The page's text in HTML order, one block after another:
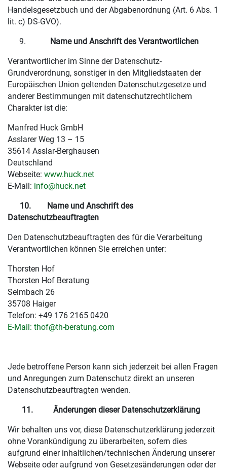
Handelsgesetzbuch und der Abgabenordnung (Art. 6 Abs. 1
lit. c) DS-GVO).
Name und Anschrift des Verantwortlichen
Verantwortlicher im Sinne der Datenschutz-
Grundverordnung, sonstiger in den Mitgliedstaaten der
Europäischen Union geltenden Datenschutzgesetze und
anderer Bestimmungen mit datenschutzrechtlichem
Charakter ist die:
Manfred Huck GmbH
Asslarer Weg 13 – 15
35614 Asslar-Berghausen
Deutschland
Webseite: www.huck.net
E-Mail: info@huck.net
10.
Name und Anschrift des
Datenschutzbeauftragten
Den Datenschutzbeauftragten des für die Verarbeitung
Verantwortlichen können Sie erreichen unter:
Thorsten Hof
Thorsten Hof Beratung
Selmbach 26
35708 Haiger
Telefon: +49 176 2165 0420
E-Mail: thof@th-beratung.com
Jede betroffene Person kann sich jederzeit bei allen Fragen
und Anregungen zum Datenschutz direkt an unseren
Datenschutzbeauftragten wenden.
11. Änderungen dieser Datenschutzerklärung
Wir behalten uns vor, diese Datenschutzerklärung jederzeit
ohne Vorankündigung zu überarbeiten, sofern dies
aufgrund einer inhaltlichen/technischen Änderung unserer
Webseite oder aufgrund von Gesetzesänderungen oder der